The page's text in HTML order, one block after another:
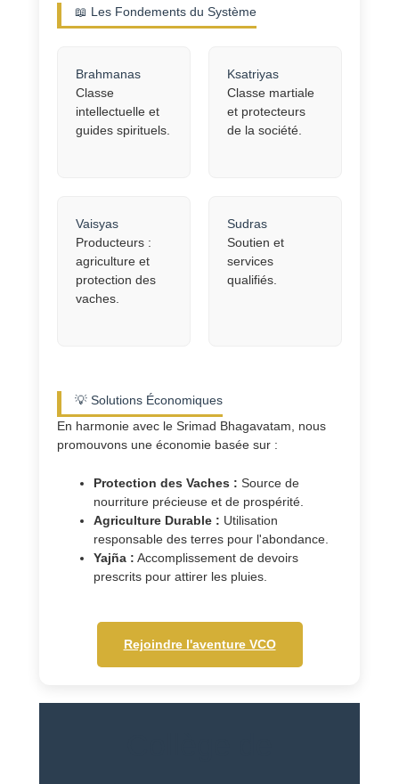
📖 Les Fondements du Système
Brahmanas
Classe
intellectuelle et
guides spirituels.
Ksatriyas
Classe martiale
et protecteurs
de la société.
Vaisyas
Producteurs :
agriculture et
protection des
vaches.
Sudras
Soutien et
services
qualifiés.
💡 Solutions Économiques
En harmonie avec le Srimad Bhagavatam, nous
promouvons une économie basée sur :
Protection des Vaches : Source de
nourriture précieuse et de prospérité.
Agriculture Durable : Utilisation
responsable des terres pour l'abondance.
Yajña : Accomplissement de devoirs
prescrits pour attirer les pluies.
Rejoindre l'aventure VCO